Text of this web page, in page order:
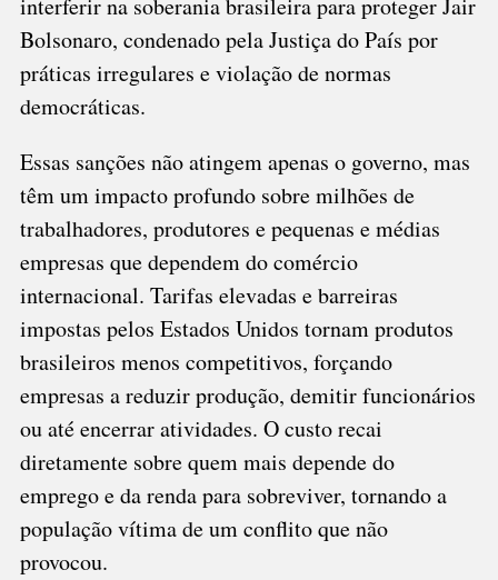
interferir na soberania brasileira para proteger Jair
Bolsonaro, condenado pela Justiça do País por
práticas irregulares e violação de normas
democráticas.
Essas sanções não atingem apenas o governo, mas
têm um impacto profundo sobre milhões de
trabalhadores, produtores e pequenas e médias
empresas que dependem do comércio
internacional. Tarifas elevadas e barreiras
impostas pelos Estados Unidos tornam produtos
brasileiros menos competitivos, forçando
empresas a reduzir produção, demitir funcionários
ou até encerrar atividades. O custo recai
diretamente sobre quem mais depende do
emprego e da renda para sobreviver, tornando a
população vítima de um conflito que não
provocou.